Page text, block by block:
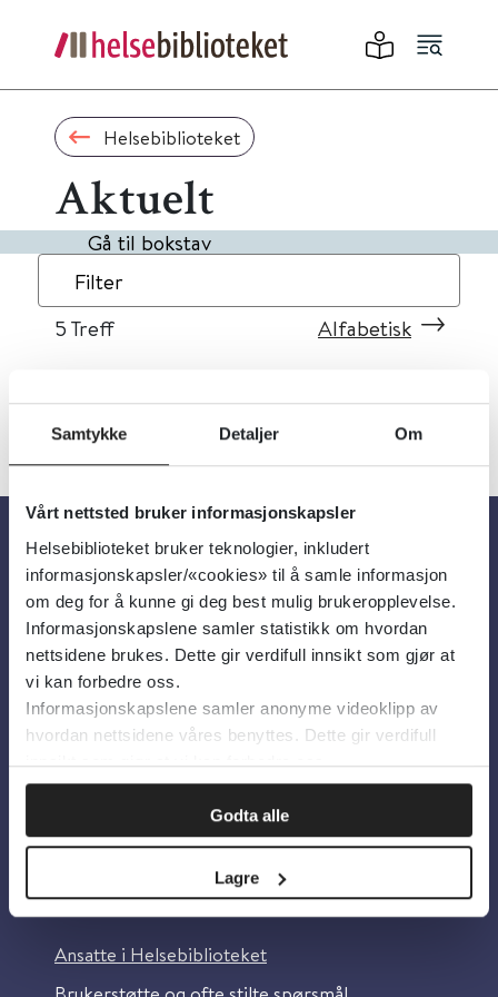
Samtykke Detaljer Om
Vårt nettsted bruker informasjonskapsler
Helsebiblioteket bruker teknologier, inkludert
informasjonskapsler/«cookies» til å samle informasjon
om deg for å kunne gi deg best mulig brukeropplevelse.
Informasjonskapslene samler statistikk om hvordan
nettsidene brukes. Dette gir verdifull innsikt som gjør at
vi kan forbedre oss.
Informasjonskapslene samler anonyme videoklipp av
hvordan nettsidene våres benyttes. Dette gir verdifull
innsikt som gjør at vi kan forbedre oss.
Godta alle
Lagre
Helsebiblioteket
Aktuelt
Gå til bokstav
Filter
5 Treff Alfabetisk
Om oss
Om Helsebiblioteket
Personvern og informasjonskapsler
Tilgjengelighetserklæring
Information in English
Ansatte i Helsebiblioteket